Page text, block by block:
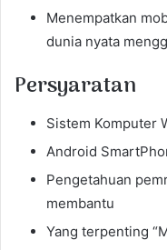
Menempatkan
dunia nyata
Persyaratan
Sistem Komputer
Android
Pengetahuan
membantu
Yang terpenting